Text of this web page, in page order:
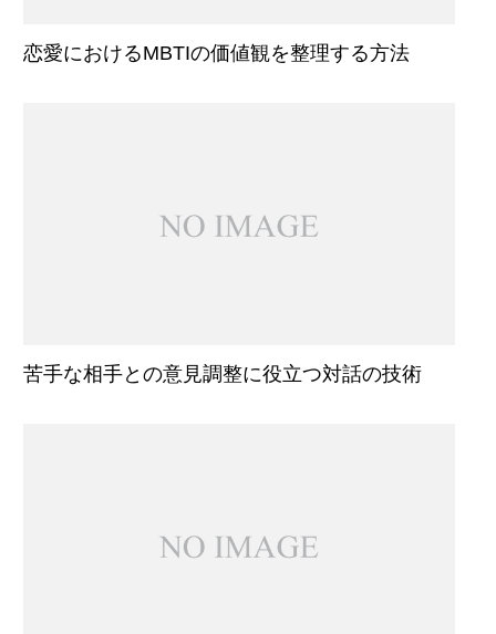
恋愛におけるMBTIの価値観を整理する方法
苦手な相手との意見調整に役立つ対話の技術